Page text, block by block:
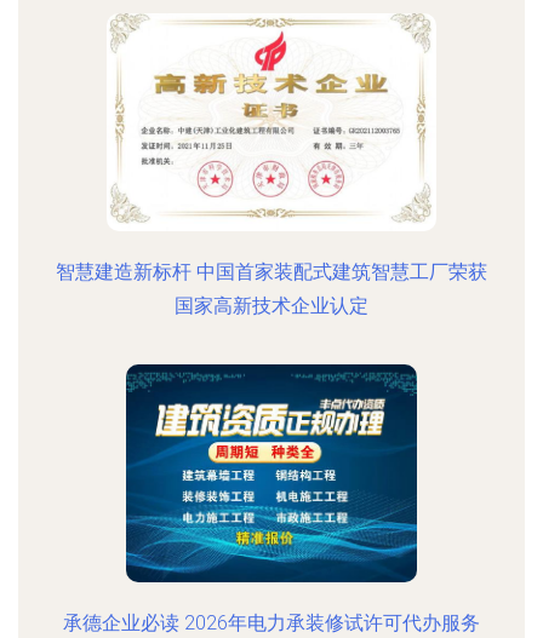
智慧建造新标杆 中国首家装配式建筑智慧工厂荣获
国家高新技术企业认定
承德企业必读 2026年电力承装修试许可代办服务